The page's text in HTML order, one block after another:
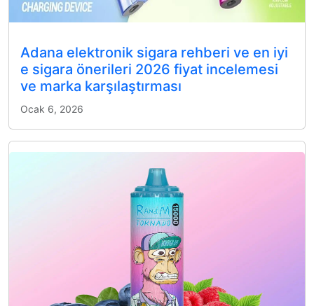
Adana elektronik sigara rehberi ve en iyi
e sigara önerileri 2026 fiyat incelemesi
ve marka karşılaştırması
Ocak 6, 2026